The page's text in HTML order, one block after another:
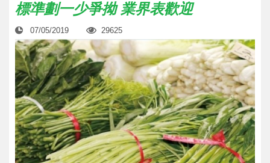
標準劃一少爭拗 業界表歡迎
07/05/2019 29625